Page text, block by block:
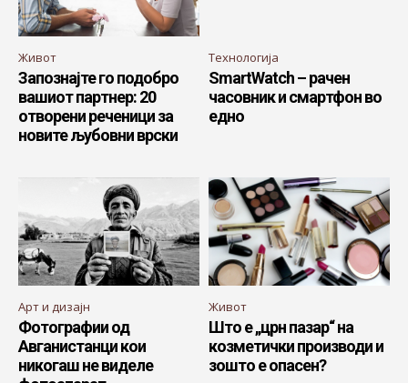
Живот
Запознајте го подобро
вашиот партнер: 20
отворени реченици за
новите љубовни врски
Технологија
SmartWatch – рачен
часовник и смартфон во
едно
Арт и дизајн
Фотографии од
Авганистанци кои
никогаш не виделе
Живот
Што е „црн пазар“ на
козметички производи и
зошто е опасен?